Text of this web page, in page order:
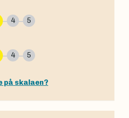
4 5
4 5
på skalaen?